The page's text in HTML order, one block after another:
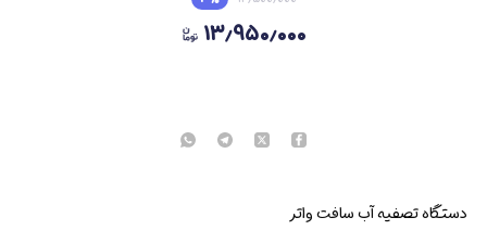
۱۳٫۹۵۰٫۰۰۰
دستگاه تصفیه آب سافت واتر